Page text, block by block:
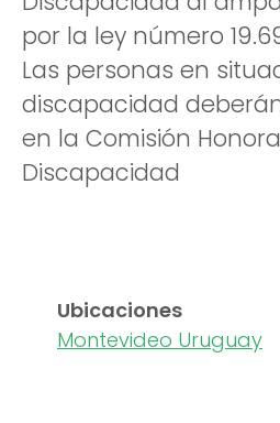
por la ley número
Las personas en
discapacidad
en la Comisión
Discapacidad
Ubicaciones
Montevideo Uruguay